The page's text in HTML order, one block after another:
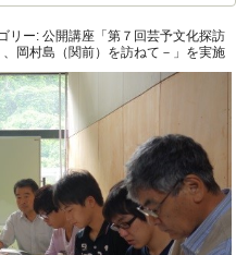
リー: 公開講座「第７回芸予文化探訪
岡村島（関前）を訪ねて－」を実施